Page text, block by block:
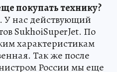
покупать технику?
У нас действующий
SukhoiSuperJet. По
характеристикам
Так же после
России мы еще